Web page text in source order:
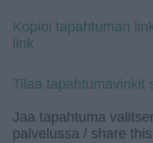
Kopioi tapahtuman
link
Tilaa tapahtumavinkit
Jaa tapahtuma
palvelussa / share